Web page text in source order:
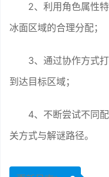
2、利用角色属性
冰面区域的合理分配；
3、通过协作方式
到达目标区域；
4、不断尝试不同
关方式与解谜路径。